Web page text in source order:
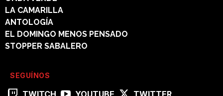
LA CAMARILLA
ANTOLOGÍA
EL DOMINGO MENOS PENSADO
STOPPER SABALERO
SEGUÍNOS
TWITCH YOUTUBE TWITTER